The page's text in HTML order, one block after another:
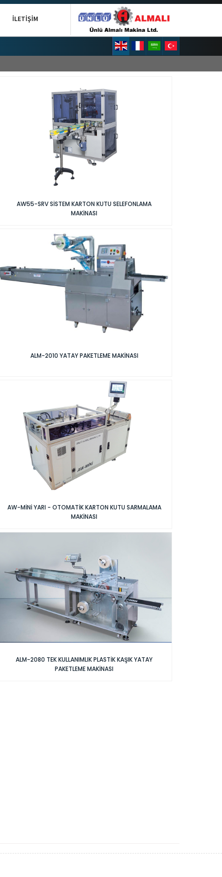
İLETIŞIM
AW55-SRV SİSTEM KARTON KUTU SELEFONLAMA
MAKİNASI
ALM-2010 YATAY PAKETLEME MAKİNASI
AW-MİNİ YARI - OTOMATİK KARTON KUTU SARMALAMA
MAKİNASI
ALM-2080 TEK KULLANIMLIK PLASTİK KAŞIK YATAY
PAKETLEME MAKİNASI